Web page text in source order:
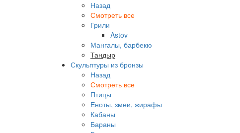
Назад
Смотреть все
Грили
Astov
Мангалы, барбекю
Тандыр
Скульптуры из бронзы
Назад
Смотреть все
Птицы
Еноты, змеи, жирафы
Кабаны
Бараны